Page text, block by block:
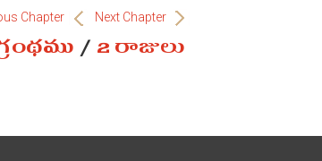
Chapter Next Chapter
/2 రాజులు